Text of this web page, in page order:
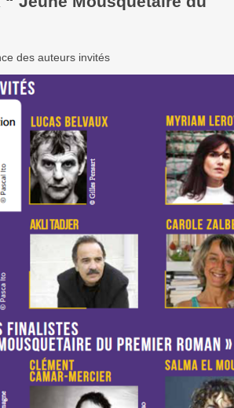
des auteurs invités